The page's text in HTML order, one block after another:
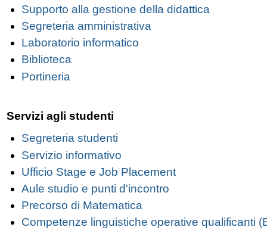
Supporto alla gestione della didattica
Segreteria amministrativa
Laboratorio informatico
Biblioteca
Portineria
Servizi agli studenti
Segreteria studenti
Servizio informativo
Ufficio Stage e Job Placement
Aule studio e punti d'incontro
Precorso di Matematica
Competenze linguistiche operative qualificanti